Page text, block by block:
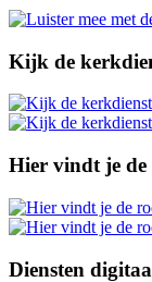
Kijk de
Hier vindt je de
Diensten